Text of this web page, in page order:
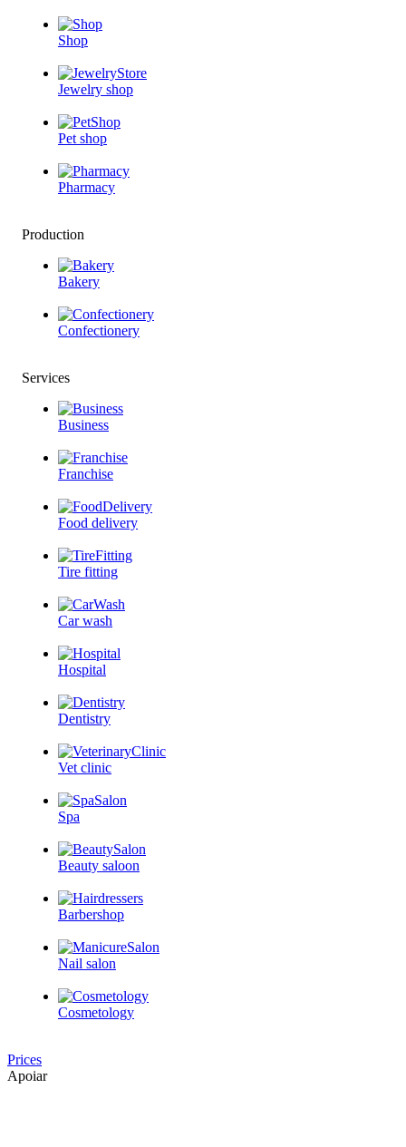
Shop
Jewelry shop
Pet shop
Pharmacy
Production
Bakery
Confectionery
Services
Business
Franchise
Food delivery
Tire fitting
Car wash
Hospital
Dentistry
Vet clinic
Spa
Beauty saloon
Barbershop
Nail salon
Cosmetology
Prices
Apoiar